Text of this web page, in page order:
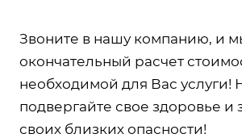
Звоните в нашу компанию, и
окончательный расчет
необходимой для Вас услуги!
подвергайте свое здоровье и
своих близких опасности!